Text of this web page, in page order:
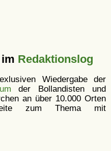
Redaktionslog
Wiedergabe der
der Bollandisten und
an über 10.000 Orten
zum Thema mit